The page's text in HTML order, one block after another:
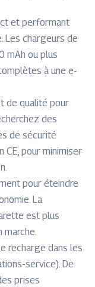
et performant
Les chargeurs de
mAh ou plus
à une e-
de qualité pour
des
de sécurité
CE, pour minimiser
pour éteindre
La
est plus
recharge dans les
service). De
prises